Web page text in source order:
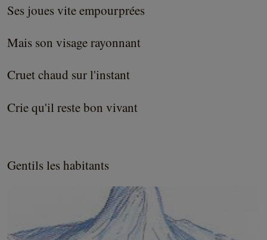
Ses joues vite empourprées
Mais son visage rayonnant
Cruet chaud sur l'instant
Crie qu'il reste bon vivant
Gentils les habitants